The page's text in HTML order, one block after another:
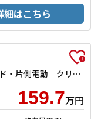
細はこちら
ベースグレード バックカメラ 両側スライド・片側電動 クリアランスソナー オートクルーズコントロール オートライト スマートキー アイドリングストップ 電動格納ミラー シートヒーター ベンチシート CVT ESC
159.7万円